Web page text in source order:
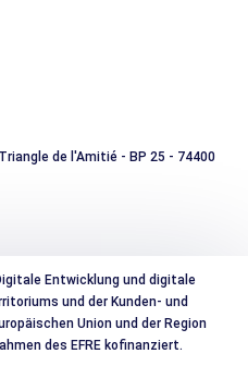
de l'Amitié - BP 25 - 74400
Entwicklung und digitale
und der Kunden- und
Union und der Region
des EFRE kofinanziert.